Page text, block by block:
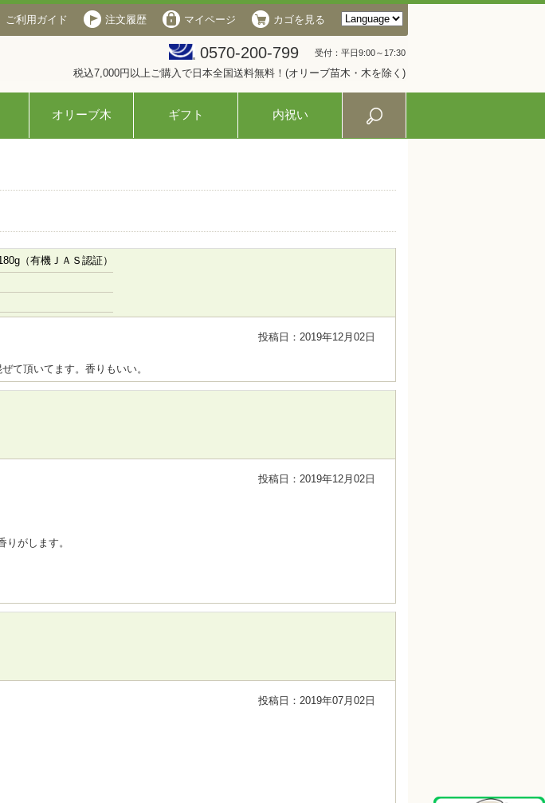
ご利用ガイド 注文履歴 マイページ カゴを見る
0570-200-799 受付：平日9:00～17:30
税込7,000円以上ご購入で日本全国送料無料！(オリーブ苗木・木を除く)
オリーブ木 ギフト 内祝い
（有機ＪＡＳ認証）
投稿日：2019年12月02日
て頂いてます。香りもいい。
投稿日：2019年12月02日
がします。
投稿日：2019年07月02日